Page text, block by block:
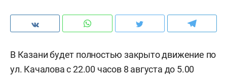
В Казани будет полностью закрыто движение по
ул. Качалова с 22.00 часов 8 августа до 5.00